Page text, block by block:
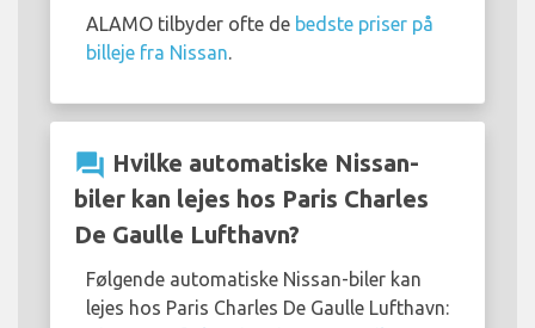
ALAMO tilbyder ofte de bedste priser på
billeje fra Nissan.
question_answer Hvilke automatiske Nissan-
biler kan lejes hos Paris Charles
De Gaulle Lufthavn?
Følgende automatiske Nissan-biler kan
lejes hos Paris Charles De Gaulle Lufthavn: